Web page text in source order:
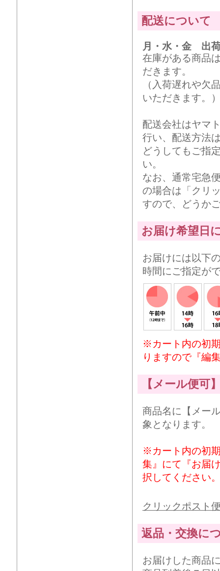
配送について
月・水・金 出
在庫がある商品
だきます。
（入荷遅れや欠
いただきます。
配送会社はヤマ
行い、配送方法
どうしてもご指
い。
なお、通常宅急
の場合は「クリ
すので、どうか
お届け希望日
お届けには以下
時間にご指定が
※カート内の初
りますので『編
【メール便可
商品名に【メー
象となります。
※カート内の初
集』にて『お届
択してください
クリックポスト
返品・交換に
お届けした商品